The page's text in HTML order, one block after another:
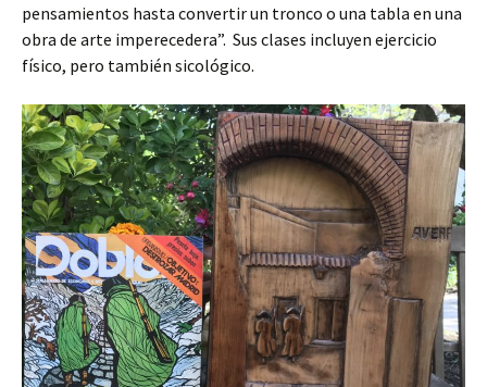
pensamientos hasta convertir un tronco o una tabla en una
obra de arte imperecedera”. Sus clases incluyen ejercicio
físico, pero también sicológico.